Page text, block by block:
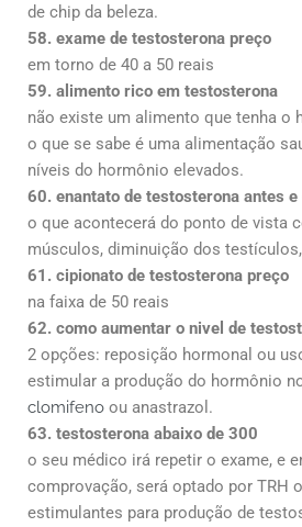
de chip da beleza.
58. exame de testosterona preço
em torno de 40 a 50 reais
59. alimento rico em testosterona
não existe um alimento que tenha o
o que se sabe é uma alimentação
níveis do hormônio elevados.
60. enantato de testosterona antes e
o que acontecerá do ponto de vista
músculos, diminuição dos testículos,
61. cipionato de testosterona preço
na faixa de 50 reais
62. como aumentar o nivel de
2 opções: reposição hormonal ou
estimular a produção do hormônio
clomifeno ou anastrazol.
63. testosterona abaixo de 300
o seu médico irá repetir o exame, e
comprovação, será optado por TRH
estimulantes para produção de